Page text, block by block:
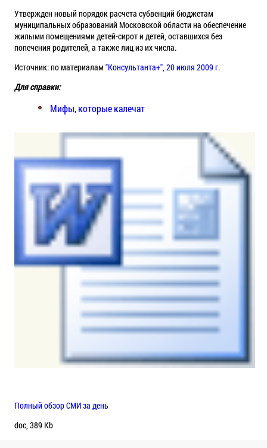
Утвержден новый порядок расчета субвенций бюджетам
муниципальных образований Московской области на обеспечение
жилыми помещениями детей-сирот и детей, оставшихся без
попечения родителей, а также лиц из их числа.
Источник: по материалам"Консультанта+", 20 июля 2009 г.
Для справки:
Мифы, которые калечат
Полный обзор СМИ за день
doc, 389 Kb